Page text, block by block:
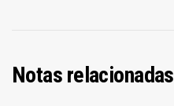
Notas relacionadas